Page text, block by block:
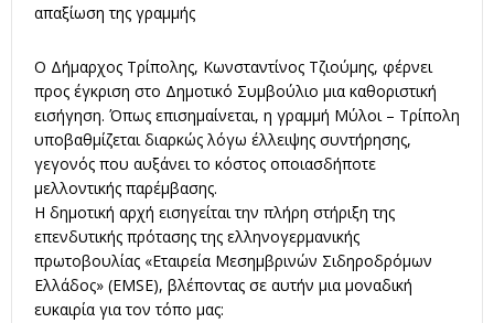
απαξίωση της γραμμής
Ο Δήμαρχος Τρίπολης, Κωνσταντίνος Τζιούμης, φέρνει
προς έγκριση στο Δημοτικό Συμβούλιο μια καθοριστική
εισήγηση. Όπως επισημαίνεται, η γραμμή Μύλοι – Τρίπολη
υποβαθμίζεται διαρκώς λόγω έλλειψης συντήρησης,
γεγονός που αυξάνει το κόστος οποιασδήποτε
μελλοντικής παρέμβασης.
Η δημοτική αρχή εισηγείται την πλήρη στήριξη της
επενδυτικής πρότασης της ελληνογερμανικής
πρωτοβουλίας «Εταιρεία Μεσημβρινών Σιδηροδρόμων
Ελλάδος» (EMSE), βλέποντας σε αυτήν μια μοναδική
ευκαιρία για τον τόπο μας: